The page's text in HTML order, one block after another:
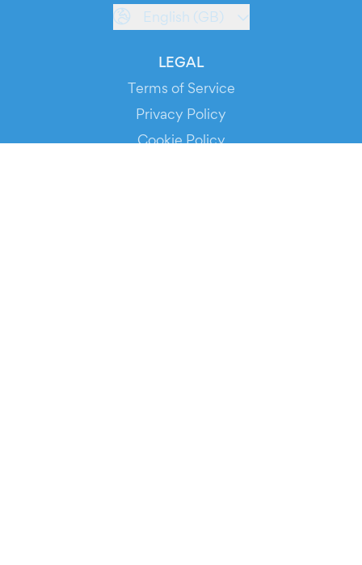
English (GB)
LEGAL
Terms of Service
Privacy Policy
Cookie Policy